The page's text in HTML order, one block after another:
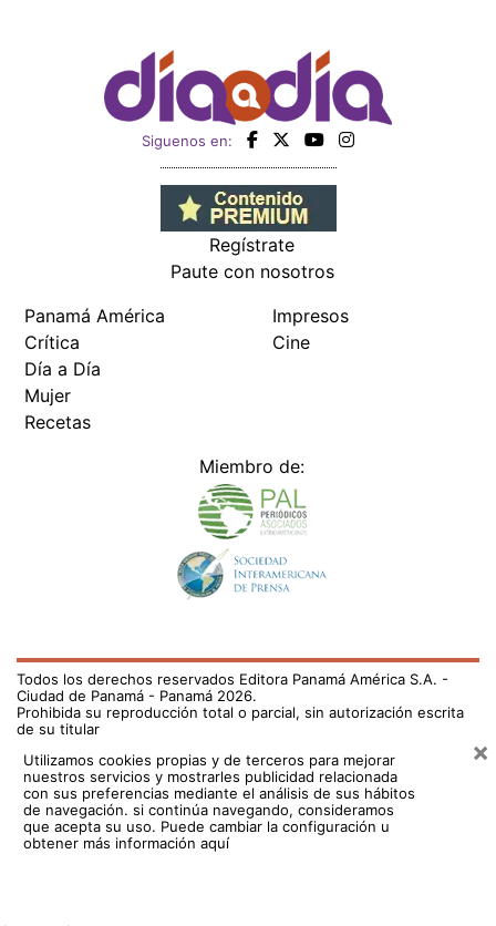
Siguenos en:
Regístrate
Paute con nosotros
Panamá América
Crítica
Día a Día
Mujer
Recetas
Impresos
Cine
Miembro de:
Todos los derechos reservados Editora Panamá América S.A. -
Ciudad de Panamá - Panamá 2026.
Prohibida su reproducción total o parcial, sin autorización escrita
de su titular
Utilizamos cookies propias y de terceros para mejorar
nuestros servicios y mostrarles publicidad relacionada
con sus preferencias mediante el análisis de sus hábitos
de navegación. si continúa navegando, consideramos
que acepta su uso. Puede cambiar la configuración u
obtener más información aquí
×